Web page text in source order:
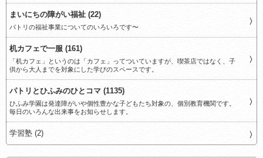
まいにちの障がい福祉 (22)
パトリの福祉事業についてのいろいろです〜
机カフェで一服 (161)
「机カフェ」というのは「カフェ」ってついていますが、喫茶店ではなく、子
供から大人までを対象にした学びのスペースです。
パトリとひふみのひとコマ (1135)
ひふみ学園は発達障がいや個性豊かな子どもたち対象の、個別教育機関です。
毎日のいろんな出来事をお知らせします。
学習塾 (2)